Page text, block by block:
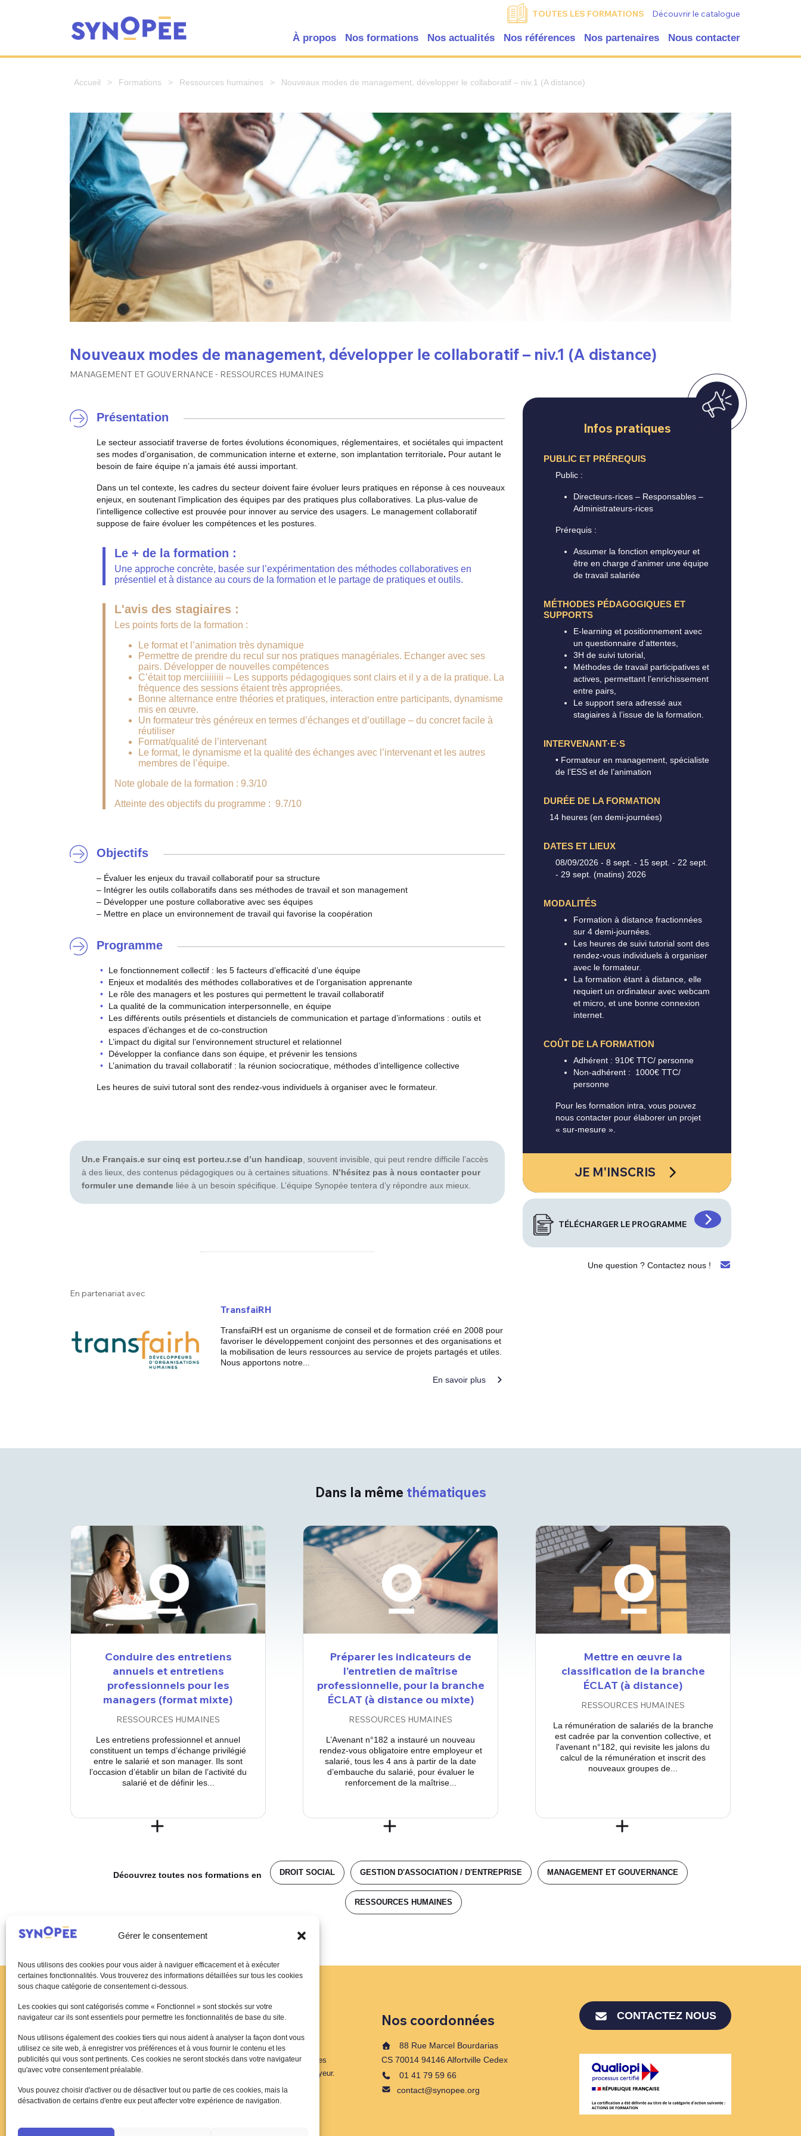
Gérer le consentement
Nous utilisons des cookies pour vous aider à naviguer efficacement et à exécuter
certaines fonctionnalités. Vous trouverez des informations détaillées sur tous les cookies
sous chaque catégorie de consentement ci-dessous.
Les cookies qui sont catégorisés comme « Fonctionnel » sont stockés sur votre
navigateur car ils sont essentiels pour permettre les fonctionnalités de base du site.
Nous utilisons également des cookies tiers qui nous aident à analyser la façon dont vous
utilisez ce site web, à enregistrer vos préférences et à vous fournir le contenu et les
publicités qui vous sont pertinents. Ces cookies ne seront stockés dans votre navigateur
qu'avec votre consentement préalable.
Vous pouvez choisir d'activer ou de désactiver tout ou partie de ces cookies, mais la
désactivation de certains d'entre eux peut affecter votre expérience de navigation.
TOUTES LES FORMATIONS Découvrir le catalogue
À propos Nos formations Nos actualités Nos références Nos partenaires Nous contacter
Accueil > Formations > Ressources humaines > Nouveaux modes de management, développer le collaboratif – niv.1 (A distance)
Nouveaux modes de management, développer le collaboratif – niv.1 (A distance)
MANAGEMENT ET GOUVERNANCE - RESSOURCES HUMAINES
Présentation
Le secteur associatif traverse de fortes évolutions économiques, réglementaires, et sociétales qui impactent
ses modes d’organisation, de communication interne et externe, son implantation territoriale. Pour autant le
besoin de faire équipe n’a jamais été aussi important.
Dans un tel contexte, les cadres du secteur doivent faire évoluer leurs pratiques en réponse à ces nouveaux
enjeux, en soutenant l’implication des équipes par des pratiques plus collaboratives. La plus-value de
l’intelligence collective est prouvée pour innover au service des usagers. Le management collaboratif
suppose de faire évoluer les compétences et les postures.
Le + de la formation :
Une approche concrète, basée sur l’expérimentation des méthodes collaboratives en
présentiel et à distance au cours de la formation et le partage de pratiques et outils.
L'avis des stagiaires :
Les points forts de la formation :
Le format et l’animation très dynamique
Permettre de prendre du recul sur nos pratiques managériales. Echanger avec ses
pairs. Développer de nouvelles compétences
C’était top merciiiiiiii – Les supports pédagogiques sont clairs et il y a de la pratique. La
fréquence des sessions étaient très appropriées.
Bonne alternance entre théories et pratiques, interaction entre participants, dynamisme
mis en œuvre.
Un formateur très généreux en termes d’échanges et d’outillage – du concret facile à
réutiliser
Format/qualité de l’intervenant
Le format, le dynamisme et la qualité des échanges avec l’intervenant et les autres
membres de l’équipe.
Note globale de la formation : 9.3/10
Atteinte des objectifs du programme : 9.7/10
Objectifs
– Évaluer les enjeux du travail collaboratif pour sa structure
– Intégrer les outils collaboratifs dans ses méthodes de travail et son management
– Développer une posture collaborative avec ses équipes
– Mettre en place un environnement de travail qui favorise la coopération
Programme
Le fonctionnement collectif : les 5 facteurs d’efficacité d’une équipe
Enjeux et modalités des méthodes collaboratives et de l’organisation apprenante
Le rôle des managers et les postures qui permettent le travail collaboratif
La qualité de la communication interpersonnelle, en équipe
Les différents outils présentiels et distanciels de communication et partage d’informations : outils et
espaces d’échanges et de co-construction
L’impact du digital sur l’environnement structurel et relationnel
Développer la confiance dans son équipe, et prévenir les tensions
L’animation du travail collaboratif : la réunion sociocratique, méthodes d’intelligence collective
Les heures de suivi tutoral sont des rendez-vous individuels à organiser avec le formateur.
Un.e Français.e sur cinq est porteu.r.se d’un handicap , souvent invisible, qui peut rendre difficile l’accès
à des lieux, des contenus pédagogiques ou à certaines situations. N’hésitez pas à nous contacter pour
formuler une demande liée à un besoin spécifique. L’équipe Synopée tentera d’y répondre aux mieux.
En partenariat avec
TransfaiRH
TransfaiRH est un organisme de conseil et de formation créé en 2008 pour
favoriser le développement conjoint des personnes et des organisations et
la mobilisation de leurs ressources au service de projets partagés et utiles.
Nous apportons notre...
En savoir plus
Infos pratiques
PUBLIC ET PRÉREQUIS
Public :
Directeurs-rices – Responsables –
Administrateurs-rices
Prérequis :
Assumer la fonction employeur et
être en charge d’animer une équipe
de travail salariée
MÉTHODES PÉDAGOGIQUES ET
SUPPORTS
E-learning et positionnement avec
un questionnaire d’attentes,
3H de suivi tutorial,
Méthodes de travail participatives et
actives, permettant l’enrichissement
entre pairs,
Le support sera adressé aux
stagiaires à l’issue de la formation.
INTERVENANT·E·S
• Formateur en management, spécialiste
de l’ESS et de l’animation
DURÉE DE LA FORMATION
14 heures (en demi-journées)
DATES ET LIEUX
08/09/2026 - 8 sept. - 15 sept. - 22 sept.
- 29 sept. (matins) 2026
MODALITÉS
Formation à distance fractionnées
sur 4 demi-journées.
Les heures de suivi tutorial sont des
rendez-vous individuels à organiser
avec le formateur.
La formation étant à distance, elle
requiert un ordinateur avec webcam
et micro, et une bonne connexion
internet.
COÛT DE LA FORMATION
Adhérent : 910€ TTC/ personne
Non-adhérent : 1000€ TTC/
personne
Pour les formation intra, vous pouvez
nous contacter pour élaborer un projet
« sur-mesure ».
JE M'INSCRIS
TÉLÉCHARGER LE PROGRAMME
Une question ? Contactez nous !
Dans la même thématiques
Conduire des entretiens
annuels et entretiens
professionnels pour les
managers (format mixte)
RESSOURCES HUMAINES
Les entretiens professionnel et annuel
constituent un temps d’échange privilégié
entre le salarié et son manager. Ils sont
l’occasion d’établir un bilan de l’activité du
salarié et de définir les...
Préparer les indicateurs de
l’entretien de maîtrise
professionnelle, pour la branche
ÉCLAT (à distance ou mixte)
RESSOURCES HUMAINES
L’Avenant n°182 a instauré un nouveau
rendez-vous obligatoire entre employeur et
salarié, tous les 4 ans à partir de la date
d’embauche du salarié, pour évaluer le
renforcement de la maîtrise...
Mettre en œuvre la
classification de la branche
ÉCLAT (à distance)
RESSOURCES HUMAINES
La rémunération de salariés de la branche
est cadrée par la convention collective, et
l'avenant n°182, qui revisite les jalons du
calcul de la rémunération et inscrit des
nouveaux groupes de...
Découvrez toutes nos formations en DROIT SOCIAL GESTION D'ASSOCIATION / D'ENTREPRISE MANAGEMENT ET GOUVERNANCE
RESSOURCES HUMAINES
Synopée propose un catalogue de formations à destination des
dirigeants et salariés de l'ESS en lien avec la fonction employeur.
Nos coordonnées
88 Rue Marcel Bourdarias
CS 70014 94146 Alfortville Cedex
01 41 79 59 66
contact@synopee.org
CONTACTEZ NOUS